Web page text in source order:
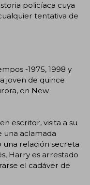
policíaca cuya
tentativa de
-1975, 1998 y
joven de quince
en New
escritor, visita a su
aclamada
una relación secreta
Harry es arrestado
el cadáver de